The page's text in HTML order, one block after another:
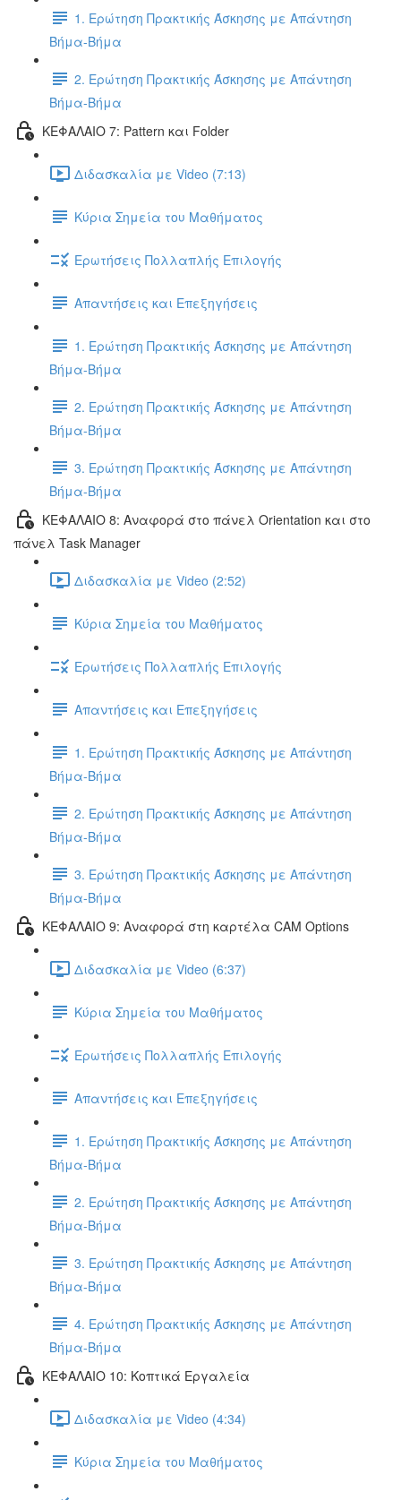
1. Ερώτηση Πρακτικής Άσκησης με Απάντηση
Βήμα-Βήμα
2. Ερώτηση Πρακτικής Άσκησης με Απάντηση
Βήμα-Βήμα
ΚΕΦΑΛΑΙΟ 7: Pattern και Folder
Διδασκαλία με Video (7:13)
Κύρια Σημεία του Μαθήματος
Ερωτήσεις Πολλαπλής Επιλογής
Απαντήσεις και Επεξηγήσεις
1. Ερώτηση Πρακτικής Άσκησης με Απάντηση
Βήμα-Βήμα
2. Ερώτηση Πρακτικής Άσκησης με Απάντηση
Βήμα-Βήμα
3. Ερώτηση Πρακτικής Άσκησης με Απάντηση
Βήμα-Βήμα
ΚΕΦΑΛΑΙΟ 8: Αναφορά στο πάνελ Orientation και στο
πάνελ Task Manager
Διδασκαλία με Video (2:52)
Κύρια Σημεία του Μαθήματος
Ερωτήσεις Πολλαπλής Επιλογής
Απαντήσεις και Επεξηγήσεις
1. Ερώτηση Πρακτικής Άσκησης με Απάντηση
Βήμα-Βήμα
2. Ερώτηση Πρακτικής Άσκησης με Απάντηση
Βήμα-Βήμα
3. Ερώτηση Πρακτικής Άσκησης με Απάντηση
Βήμα-Βήμα
ΚΕΦΑΛΑΙΟ 9: Αναφορά στη καρτέλα CAM Options
Διδασκαλία με Video (6:37)
Κύρια Σημεία του Μαθήματος
Ερωτήσεις Πολλαπλής Επιλογής
Απαντήσεις και Επεξηγήσεις
1. Ερώτηση Πρακτικής Άσκησης με Απάντηση
Βήμα-Βήμα
2. Ερώτηση Πρακτικής Άσκησης με Απάντηση
Βήμα-Βήμα
3. Ερώτηση Πρακτικής Άσκησης με Απάντηση
Βήμα-Βήμα
4. Ερώτηση Πρακτικής Άσκησης με Απάντηση
Βήμα-Βήμα
ΚΕΦΑΛΑΙΟ 10: Κοπτικά Εργαλεία
Διδασκαλία με Video (4:34)
Κύρια Σημεία του Μαθήματος